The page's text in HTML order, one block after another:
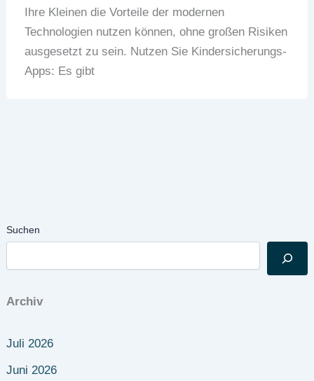
Suchen
Archiv
Juli 2026
Juni 2026
Ihre Kleinen die Vorteile der modernen
Technologien nutzen können, ohne großen Risiken
ausgesetzt zu sein. Nutzen Sie Kindersicherungs-
Apps: Es gibt